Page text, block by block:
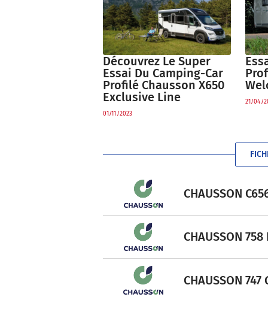
Découvrez Le Super
Essai Du Camping-Car
Profilé Chausson X650
Exclusive Line
01/11/2023
21/04/
CHAUSSON
CHAUSSON
CHAUSSON